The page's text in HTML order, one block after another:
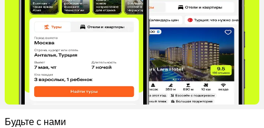
Будьте с нами